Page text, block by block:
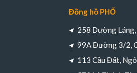
Đồng hồ PHỐ
258 Đường
99A Đường 3/2,
113 Cầu Đất,